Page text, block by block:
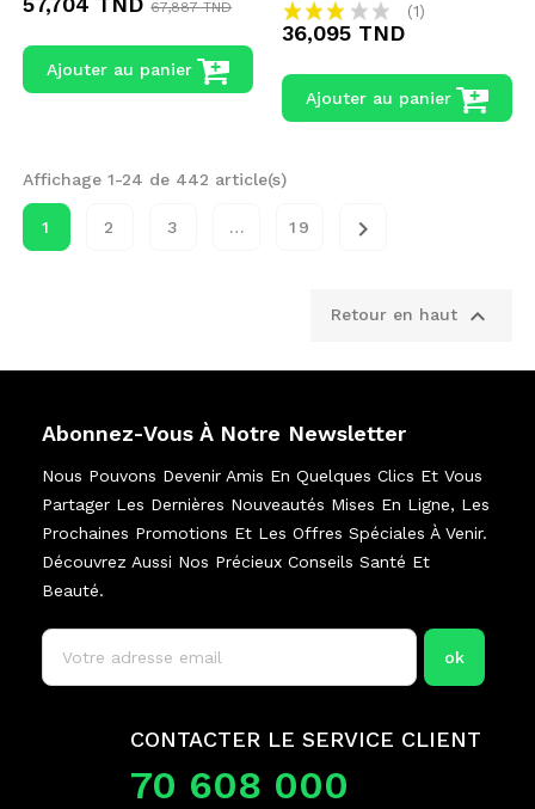
67,887 TND
Ajouter au panier
(1)
36,095 TND
Ajouter au panier
Affichage 1-24 de 442 article(s)
1 2 3 … 19 
Retour en haut 
Abonnez-Vous À Notre Newsletter
Nous Pouvons Devenir Amis En Quelques Clics Et Vous
Partager Les Dernières Nouveautés Mises En Ligne, Les
Prochaines Promotions Et Les Offres Spéciales À Venir.
Découvrez Aussi Nos Précieux Conseils Santé Et
Beauté.
CONTACTER LE SERVICE CLIENT
70 608 000